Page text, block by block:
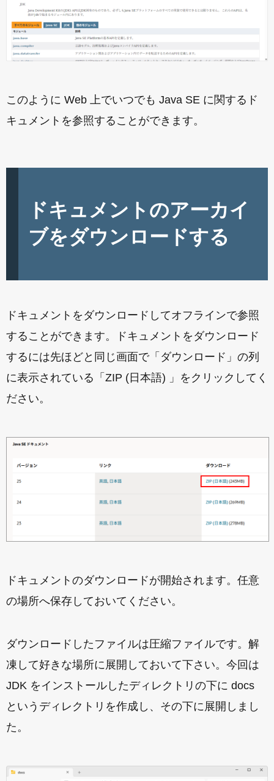
このように Web 上でいつでも Java SE に関するド
キュメントを参照することができます。
ドキュメントのアーカイ
ブをダウンロードする
ドキュメントをダウンロードしてオフラインで参照
することができます。ドキュメントをダウンロード
するには先ほどと同じ画面で「ダウンロード」の列
に表示されている「ZIP (日本語) 」をクリックしてく
ださい。
ドキュメントのダウンロードが開始されます。任意
の場所へ保存しておいてください。
ダウンロードしたファイルは圧縮ファイルです。解
凍して好きな場所に展開しておいて下さい。今回は
JDK をインストールしたディレクトリの下に docs
というディレクトリを作成し、その下に展開しまし
た。